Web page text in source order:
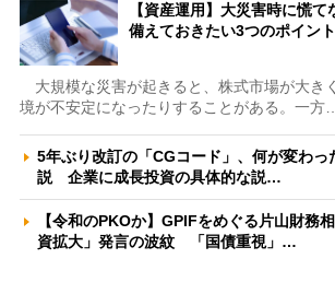
【資産運用】大災害時に慌
備えておきたい3つのポイン
大規模な災害が起きると、株式市場が大き
境が不安定になったりすることがある。一方
5年ぶり改訂の「CGコード」、何が変わっ
説 企業に成長投資の具体的な説…
【令和のPKOか】GPIFをめぐる片山財務
資拡大」発言の波紋 「国債重視」…